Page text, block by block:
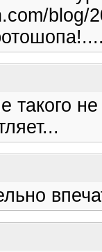
blog/
такого